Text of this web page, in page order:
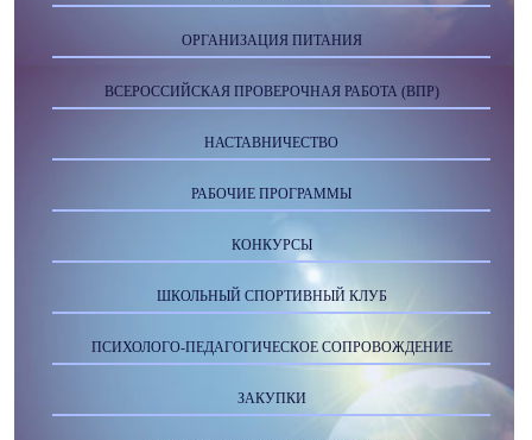
ОРГАНИЗАЦИЯ ПИТАНИЯ
ВСЕРОССИЙСКАЯ ПРОВЕРОЧНАЯ РАБОТА (ВПР)
НАСТАВНИЧЕСТВО
РАБОЧИЕ ПРОГРАММЫ
КОНКУРСЫ
ШКОЛЬНЫЙ СПОРТИВНЫЙ КЛУБ
ПСИХОЛОГО-ПЕДАГОГИЧЕСКОЕ СОПРОВОЖДЕНИЕ
ЗАКУПКИ